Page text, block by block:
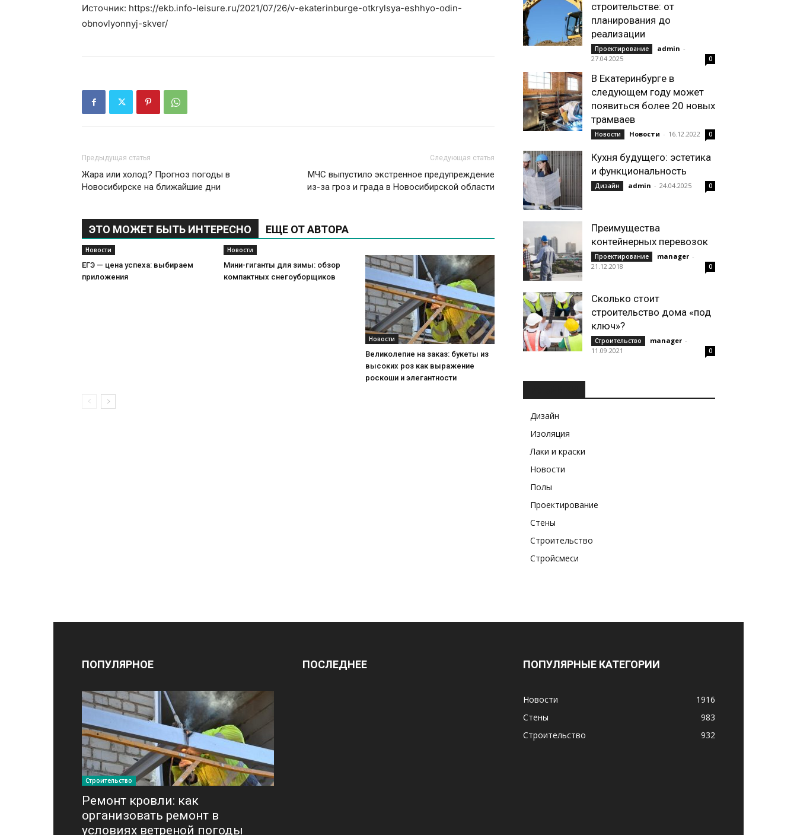
Источник: https://ekb.info-leisure.ru/2021/07/26/v-ekaterinburge-otkrylsya-eshhyo-odin-
obnovlyonnyj-skver/
Предыдущая статья
Жара или холод? Прогноз погоды в
Новосибирске на ближайшие дни
Следующая статья
МЧС выпустило экстренное предупреждение
из-за гроз и града в Новосибирской области
ЭТО МОЖЕТ БЫТЬ ИНТЕРЕСНО ЕЩЕ ОТ АВТОРА
Новости
ЕГЭ — цена успеха: выбираем
приложения
Новости
Мини-гиганты для зимы: обзор
компактных снегоуборщиков
Новости
Великолепие на заказ: букеты из
высоких роз как выражение
роскоши и элегантности
строительстве: от
планирования до
реализации
Проектирование admin -
27.04.2025
0
В Екатеринбурге в
следующем году может
появиться более 20 новых
трамваев
Новости Новости - 16.12.2022 0
Кухня будущего: эстетика
и функциональность
Дизайн admin - 24.04.2025 0
Преимущества
контейнерных перевозок
Проектирование manager -
21.12.2018
0
Сколько стоит
строительство дома «под
ключ»?
Строительство manager -
11.09.2021
0
Дизайн
Изоляция
Лаки и краски
Новости
Полы
Проектирование
Стены
Строительство
Стройсмеси
ПОПУЛЯРНОЕ
Строительство
Ремонт кровли: как
организовать ремонт в
условиях ветреной погоды
ПОСЛЕДНЕЕ ПОПУЛЯРНЫЕ КАТЕГОРИИ
Новости
1916
Стены
983
Строительство
932